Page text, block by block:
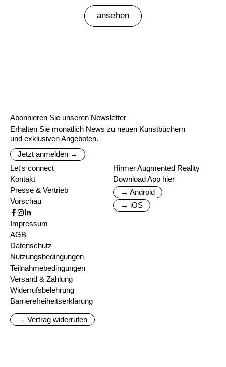
ansehen
Abonnieren Sie unseren Newsletter
Erhalten Sie monatlich News zu neuen Kunstbüchern
und exklusiven Angeboten.
Jetzt anmelden →
Let's connect
Kontakt
Presse & Vertrieb
Vorschau
Hirmer Augmented Reality
Download App hier
→ Android
→ iOS
Impressum
AGB
Datenschutz
Nutzungsbedingungen
Teilnahmebedingungen
Versand & Zahlung
Widerrufsbelehrung
Barrierefreiheitserklärung
→ Vertrag widerrufen